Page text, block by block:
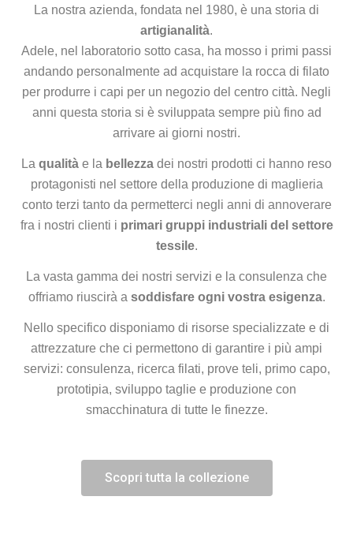
La nostra azienda, fondata nel 1980, è una storia di
artigianalità.
Adele, nel laboratorio sotto casa, ha mosso i primi passi
andando personalmente ad acquistare la rocca di filato
per produrre i capi per un negozio del centro città. Negli
anni questa storia si è sviluppata sempre più fino ad
arrivare ai giorni nostri.
La qualità e la bellezza dei nostri prodotti ci hanno reso
protagonisti nel settore della produzione di maglieria
conto terzi tanto da permetterci negli anni di annoverare
fra i nostri clienti i primari gruppi industriali del settore
tessile.
La vasta gamma dei nostri servizi e la consulenza che
offriamo riuscirà a soddisfare ogni vostra esigenza.
Nello specifico disponiamo di risorse specializzate e di
attrezzature che ci permettono di garantire i più ampi
servizi: consulenza, ricerca filati, prove teli, primo capo,
prototipia, sviluppo taglie e produzione con
smacchinatura di tutte le finezze.
Scopri tutta la collezione